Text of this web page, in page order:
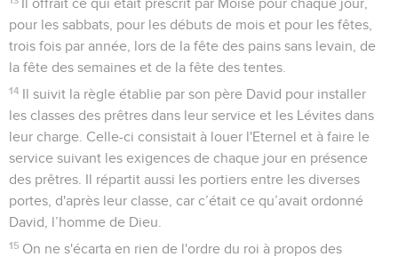
Il offrait ce qui était prescrit par Moïse pour chaque jour,
pour les sabbats, pour les débuts de mois et pour les fêtes,
trois fois par année, lors de la fête des pains sans levain, de
la fête des semaines et de la fête des tentes.
14 Il suivit la règle établie par son père David pour installer
les classes des prêtres dans leur service et les Lévites dans
leur charge. Celle-ci consistait à louer l'Eternel et à faire le
service suivant les exigences de chaque jour en présence
des prêtres. Il répartit aussi les portiers entre les diverses
portes, d'après leur classe, car c’était ce qu’avait ordonné
David, l’homme de Dieu.
15 On ne s'écarta en rien de l'ordre du roi à propos des